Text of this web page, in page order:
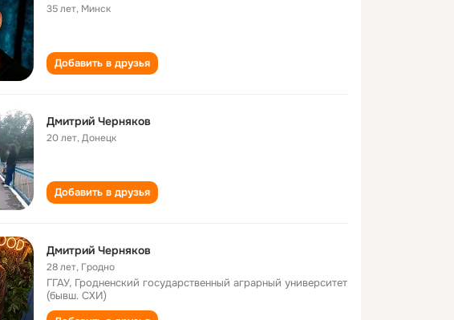
35 лет, Минск
Добавить в друзья
Дмитрий Черняков
20 лет,Донецк
Добавить в друзья
Дмитрий Черняков
28 лет, Гродно
ГГАУ, Гродненский государственный аграрный университет
(бывш. СХИ)